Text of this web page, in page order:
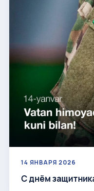
14 ЯНВАРЯ 2026
С днём